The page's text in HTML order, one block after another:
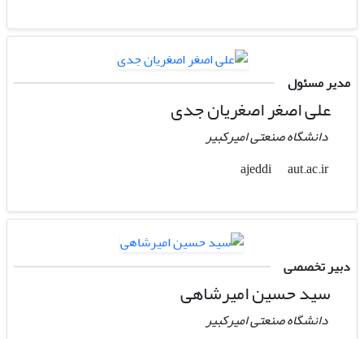
مدیر مسئول
علی اصغر اصغریان جدی
دانشگاه صنعتی امیرکبیر
ajeddi
aut.ac.ir
دبیر تخصصی
سید حسین امیرشاهی
دانشگاه صنعتی امیرکبیر